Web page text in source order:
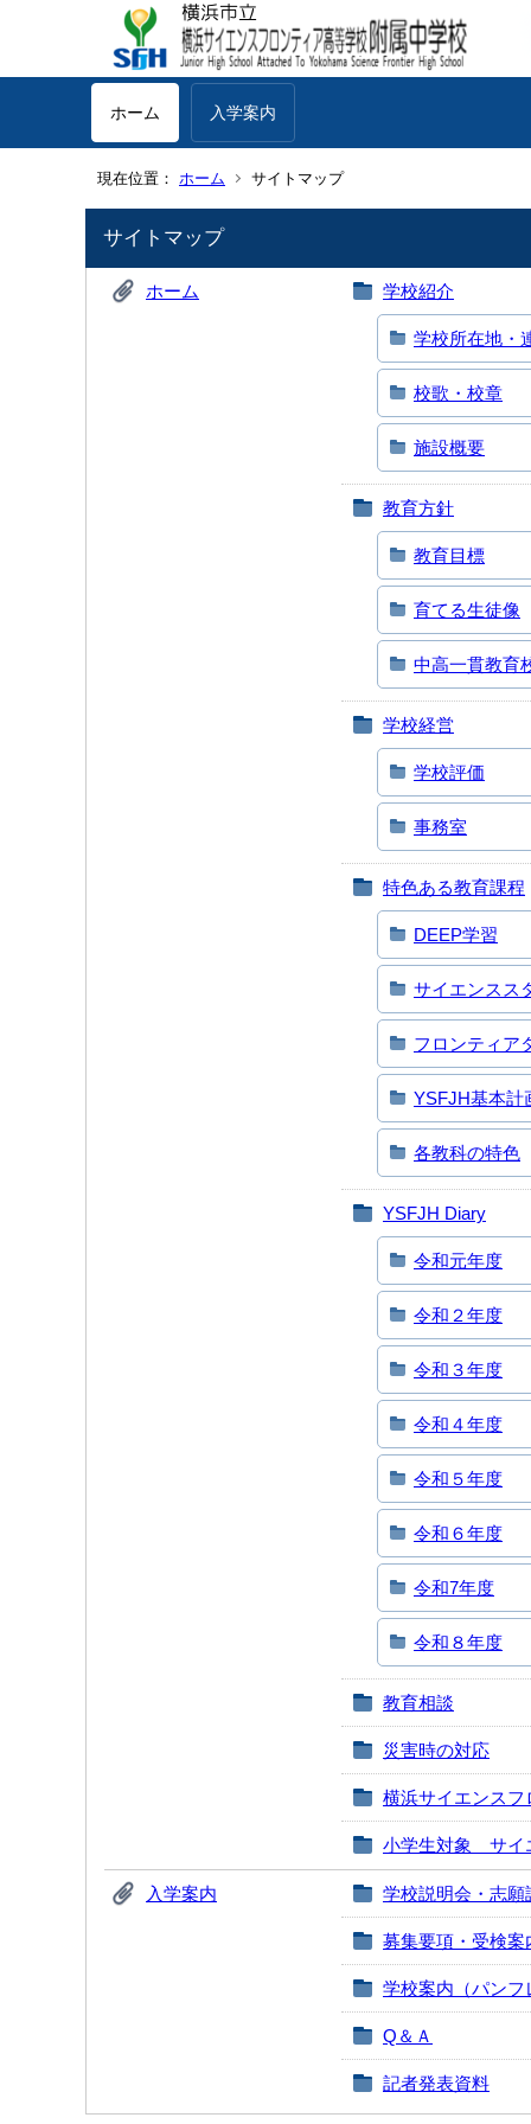
ホーム 入学案内
現在位置： ホーム サイトマップ
サイトマップ
ホーム 学校紹介
学校所在地・
校歌・校章
施設概要
教育方針
教育目標
育てる生徒像
中高一貫教育
学校経営
学校評価
事務室
特色ある教育課程
DEEP学習
サイエンスス
フロンティア
YSFJH基本計
各教科の特色
YSFJH Diary
令和元年度
令和２年度
令和３年度
令和４年度
令和５年度
令和６年度
令和7年度
令和８年度
教育相談
災害時の対応
横浜サイエンス
小学生対象 サイ
入学案内 学校説明会・志
募集要項・受検案
学校案内（パンフ
Q＆Ａ
記者発表資料